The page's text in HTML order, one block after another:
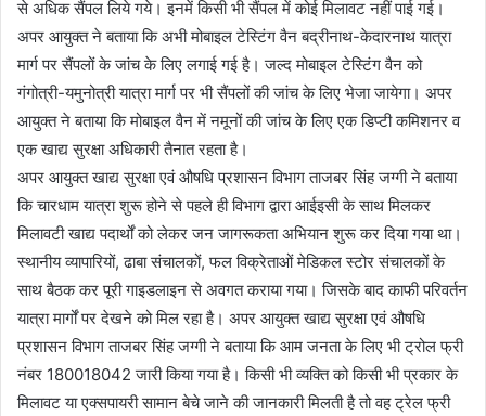
से अधिक सैंपल लिये गये। इनमें किसी भी सैंपल में कोई मिलावट नहीं पाई गई।
अपर आयुक्त ने बताया कि अभी मोबाइल टेस्टिंग वैन बद्रीनाथ-केदारनाथ यात्रा
मार्ग पर सैंपलों के जांच के लिए लगाई गई है। जल्द मोबाइल टेस्टिंग वैन को
गंगोत्री-यमुनोत्री यात्रा मार्ग पर भी सैंपलों की जांच के लिए भेजा जायेगा। अपर
आयुक्त ने बताया कि मोबाइल वैन में नमूनों की जांच के लिए एक डिप्टी कमिशनर व
एक खाद्य सुरक्षा अधिकारी तैनात रहता है।
अपर आयुक्त खाद्य सुरक्षा एवं औषधि प्रशासन विभाग ताजबर सिंह जग्गी ने बताया
कि चारधाम यात्रा शुरू होने से पहले ही विभाग द्वारा आईइसी के साथ मिलकर
मिलावटी खाद्य पदार्थों को लेकर जन जागरूकता अभियान शुरू कर दिया गया था।
स्थानीय व्यापारियों, ढाबा संचालकों, फल विक्रेताओं मेडिकल स्टोर संचालकों के
साथ बैठक कर पूरी गाइडलाइन से अवगत कराया गया। जिसके बाद काफी परिवर्तन
यात्रा मार्गों पर देखने को मिल रहा है। अपर आयुक्त खाद्य सुरक्षा एवं औषधि
प्रशासन विभाग ताजबर सिंह जग्गी ने बताया कि आम जनता के लिए भी ट्रोल फ्री
नंबर 180018042 जारी किया गया है। किसी भी व्यक्ति को किसी भी प्रकार के
मिलावट या एक्सपायरी सामान बेचे जाने की जानकारी मिलती है तो वह ट्रेल फ्री